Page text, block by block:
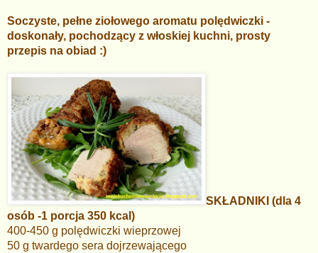
Soczyste, pełne ziołowego aromatu polędwiczki -
doskonały, pochodzący z włoskiej kuchni, prosty
przepis na obiad :)
SKŁADNIKI (dla 4
osób -1 porcja 350 kcal)
400-450 g polędwiczki wieprzowej
50 g twardego sera dojrzewającego